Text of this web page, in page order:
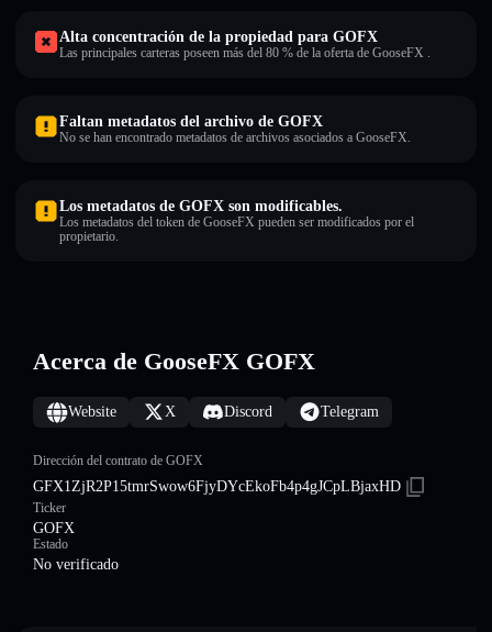
Alta concentración de la propiedad para GOFX
Las principales carteras poseen más del 80 % de la oferta de GooseFX .
Faltan metadatos del archivo de GOFX
No se han encontrado metadatos de archivos asociados a GooseFX.
Los metadatos de GOFX son modificables.
Los metadatos del token de GooseFX pueden ser modificados por el
propietario.
Acerca de GooseFX GOFX
Website X Discord Telegram
Dirección del contrato de GOFX
GFX1ZjR2P15tmrSwow6FjyDYcEkoFb4p4gJCpLBjaxHD
Ticker
GOFX
Estado
No verificado